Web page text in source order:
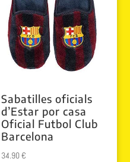
Sabatilles oficials
d’Estar por casa
Oficial Futbol Club
Barcelona
34.90€